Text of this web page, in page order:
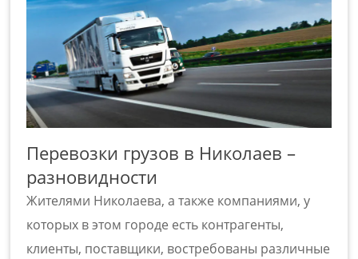
Перевозки грузов в Николаев –
разновидности
Жителями Николаева, а также компаниями, у
которых в этом городе есть контрагенты,
клиенты, поставщики, востребованы различные